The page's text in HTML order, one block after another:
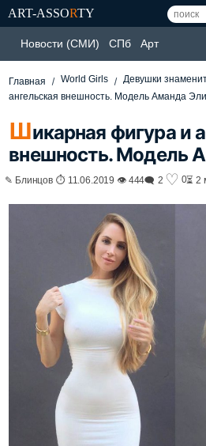
ART-ASSORTY
Новости (СМИ) СПб Арт
Главная World Girls Девушки
ангельская внешность. Модель Аманда
Шикарная фигура и
внешность. Модель
✎ Блинцов ⏱ 11.06.2019 👁 444🗨 2 ♡ 0⏳ 2